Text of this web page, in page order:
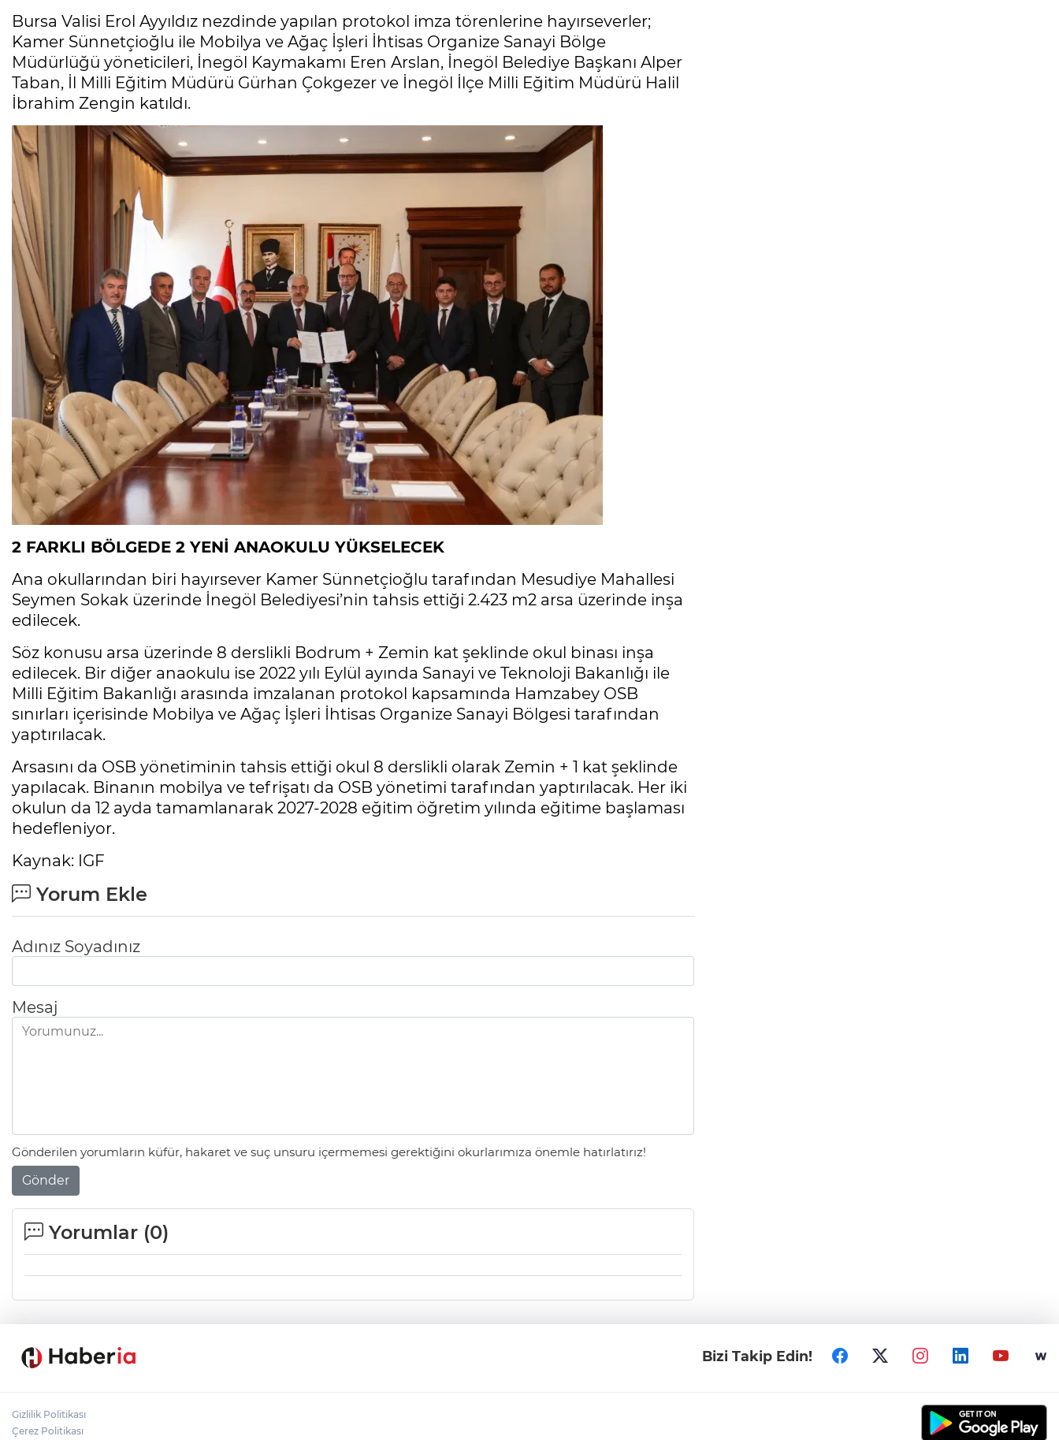
Bursa Valisi Erol Ayyıldız nezdinde yapılan protokol imza törenlerine hayırseverler;
Kamer Sünnetçioğlu ile Mobilya ve Ağaç İşleri İhtisas Organize Sanayi Bölge
Müdürlüğü yöneticileri, İnegöl Kaymakamı Eren Arslan, İnegöl Belediye Başkanı Alper
Taban, İl Milli Eğitim Müdürü Gürhan Çokgezer ve İnegöl İlçe Milli Eğitim Müdürü Halil
İbrahim Zengin katıldı.
2 FARKLI BÖLGEDE 2 YENİ ANAOKULU YÜKSELECEK
Ana okullarından biri hayırsever Kamer Sünnetçioğlu tarafından Mesudiye Mahallesi
Seymen Sokak üzerinde İnegöl Belediyesi’nin tahsis ettiği 2.423 m2 arsa üzerinde inşa
edilecek.
Söz konusu arsa üzerinde 8 derslikli Bodrum + Zemin kat şeklinde okul binası inşa
edilecek. Bir diğer anaokulu ise 2022 yılı Eylül ayında Sanayi ve Teknoloji Bakanlığı ile
Milli Eğitim Bakanlığı arasında imzalanan protokol kapsamında Hamzabey OSB
sınırları içerisinde Mobilya ve Ağaç İşleri İhtisas Organize Sanayi Bölgesi tarafından
yaptırılacak.
Arsasını da OSB yönetiminin tahsis ettiği okul 8 derslikli olarak Zemin + 1 kat şeklinde
yapılacak. Binanın mobilya ve tefrişatı da OSB yönetimi tarafından yaptırılacak. Her iki
okulun da 12 ayda tamamlanarak 2027-2028 eğitim öğretim yılında eğitime başlaması
hedefleniyor.
Kaynak: IGF
Yorum Ekle
Adınız Soyadınız
Mesaj
Gönderilen yorumların küfür, hakaret ve suç unsuru içermemesi gerektiğini okurlarımıza önemle hatırlatırız!
Gönder
Yorumlar (0)
Bizi Takip Edin!
Gizlilik Politikası
Çerez Politikası